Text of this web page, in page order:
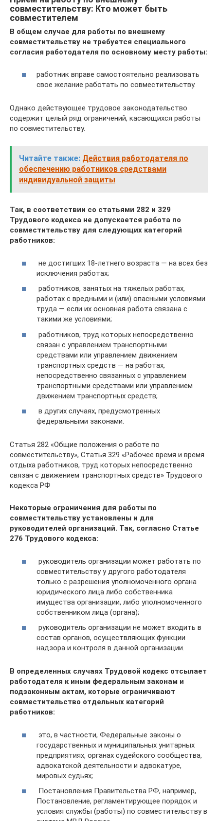
совместительству: Кто может быть
совместителем
В общем случае для работы по внешнему
совместительству не требуется специального
согласия работодателя по основному месту работы:
работник вправе самостоятельно реализовать
свое желание работать по совместительству.
Однако действующее трудовое законодательство
содержит целый ряд ограничений, касающихся работы
по совместительству.
Читайте также: Действия работодателя по
обеспечению работников средствами
индивидуальной защиты
Так, в соответствии со статьями 282 и 329
Трудового кодекса не допускается работа по
совместительству для следующих категорий
работников:
не достигших 18-летнего возраста — на всех без
исключения работах;
работников, занятых на тяжелых работах,
работах с вредными и (или) опасными условиями
труда — если их основная работа связана с
такими же условиями;
работников, труд которых непосредственно
связан с управлением транспортными
средствами или управлением движением
транспортных средств — на работах,
непосредственно связанных с управлением
транспортными средствами или управлением
движением транспортных средств;
в других случаях, предусмотренных
федеральными законами.
Статья 282 «Общие положения о работе по
совместительству», Статья 329 «Рабочее время и время
отдыха работников, труд которых непосредственно
связан с движением транспортных средств» Трудового
кодекса РФ
Некоторые ограничения для работы по
совместительству установлены и для
руководителей организаций. Так, согласно Статье
276 Трудового кодекса:
руководитель организации может работать по
совместительству у другого работодателя
только с разрешения уполномоченного органа
юридического лица либо собственника
имущества организации, либо уполномоченного
собственником лица (органа);
руководитель организации не может входить в
состав органов, осуществляющих функции
надзора и контроля в данной организации.
В определенных случаях Трудовой кодекс отсылает
работодателя к иным федеральным законам и
подзаконным актам, которые ограничивают
совместительство отдельных категорий
работников:
это, в частности, Федеральные законы о
государственных и муниципальных унитарных
предприятиях, органах судейского сообщества,
адвокатской деятельности и адвокатуре,
мировых судьях;
Постановления Правительства РФ, например,
Постановление, регламентирующее порядок и
условия службы (работы) по совместительству в